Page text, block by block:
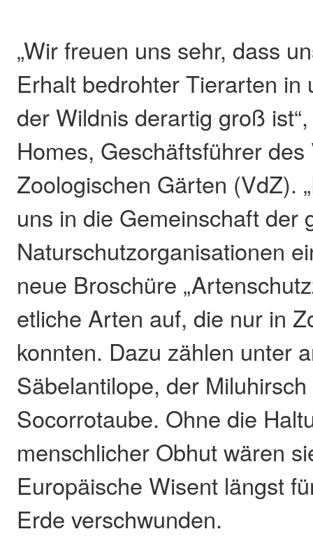
„Wir freuen uns sehr, dass
Erhalt bedrohter Tierarten in
der Wildnis derartig groß
Homes, Geschäftsführer
Zoologischen Gärten (VdZ).
uns in die Gemeinschaft der
Naturschutzorganisationen
neue Broschüre
etliche Arten auf, die nur in
konnten. Dazu zählen unter
Säbelantilope, der
Socorrotaube. Ohne die
menschlicher Obhut wären
Europäische Wisent längst
Erde verschwunden.